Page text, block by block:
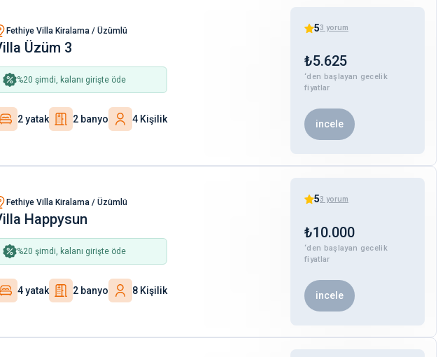
Fethiye Villa Kiralama / Üzümlü
Üzüm 3
%20 şimdi, kalanı girişte öde
2 yatak 2 banyo 4 Kişilik
53 yorum
₺5.625
‘den başlayan gecelik
fiyatlar
incele
Fethiye Villa Kiralama / Üzümlü
Happysun
%20 şimdi, kalanı girişte öde
4 yatak 2 banyo 8 Kişilik
53 yorum
₺10.000
‘den başlayan gecelik
fiyatlar
incele